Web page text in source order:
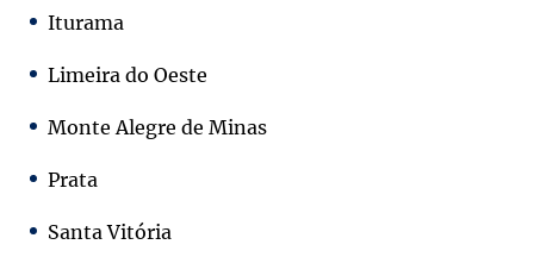
Iturama
Limeira do Oeste
Monte Alegre de Minas
Prata
Santa Vitória